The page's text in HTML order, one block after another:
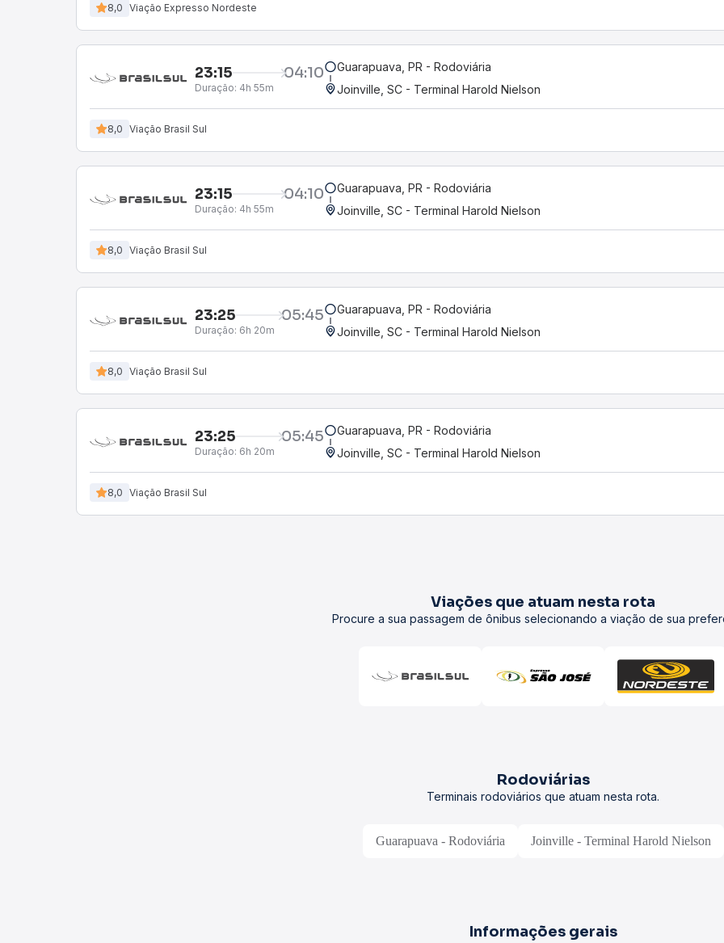
8,0 Viação Expresso Nordeste
23:15 04:10
Duração: 4h 55m
Guarapuava, PR - Rodoviária
Joinville, SC - Terminal Harold Nielson
8,0 Viação Brasil Sul
23:15 04:10
Duração: 4h 55m
Guarapuava, PR - Rodoviária
Joinville, SC - Terminal Harold Nielson
8,0 Viação Brasil Sul
23:25 05:45
Duração: 6h 20m
Guarapuava, PR - Rodoviária
Joinville, SC - Terminal Harold Nielson
8,0 Viação Brasil Sul
23:25 05:45
Duração: 6h 20m
Guarapuava, PR - Rodoviária
Joinville, SC - Terminal Harold Nielson
8,0 Viação Brasil Sul
Viações que atuam nesta rota
Procure a sua passagem de ônibus selecionando a viação de sua
Rodoviárias
Terminais rodoviários que atuam nesta rota.
Guarapuava - Rodoviária Joinville - Terminal Harold Nielson
Informações gerais